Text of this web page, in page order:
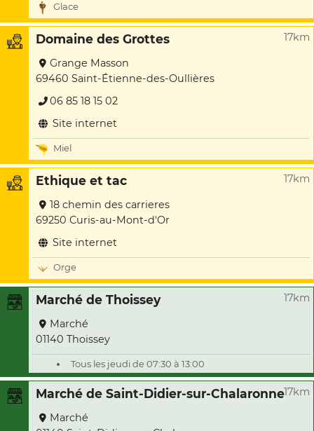
Glace
Domaine des Grottes 17km
Grange Masson
69460 Saint-Étienne-des-Oullières
06 85 18 15 02
Site internet
Miel
Ethique et tac 17km
18 chemin des carrieres
69250 Curis-au-Mont-d'Or
Site internet
Orge
Marché de Thoissey 17km
Marché
01140 Thoissey
Tous les jeudi de 07:30 à 13:00
Marché de Saint-Didier-sur-Chalaronne17km
Marché